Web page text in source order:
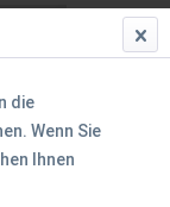
die
Wenn Sie
Ihnen